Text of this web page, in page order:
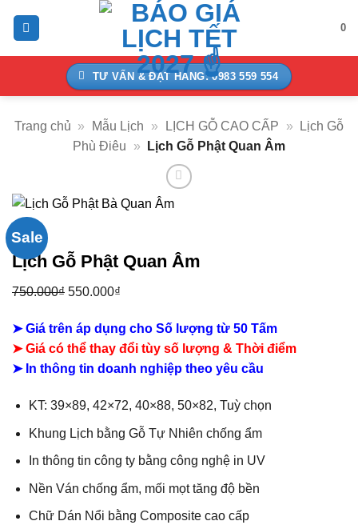
0
TƯ VẤN & ĐẶT HÀNG: 0983 559 554
Trang chủ » Mẫu Lịch » LỊCH GỖ CAO CẤP »
Lịch Gỗ
Phù Điêu
» Lịch Gỗ Phật Quan Âm
Sale
Lịch Gỗ Phật Quan Âm
750.000₫ Giá
là:
750.000₫.
550.000₫
tại
là:
550.000₫.
➤ Giá trên áp dụng cho Số lượng từ 50 Tấm
➤ Giá có thể thay đổi tùy số lượng & Thời điểm
➤ In thông tin doanh nghiệp theo yêu cầu
KT: 39×89, 42×72, 40×88, 50×82, Tuỳ chọn
Khung Lịch bằng Gỗ Tự Nhiên chống ẩm
In thông tin công ty bằng công nghệ in UV
Nền Ván chống ẩm, mối mọt tăng độ bền
Chữ Dán Nổi bằng Composite cao cấp